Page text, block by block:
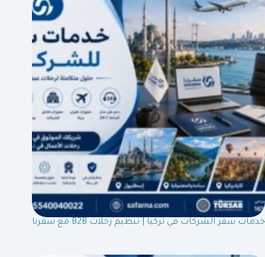
خدمات سفر الشركات في تركيا | تنظيم رحلات B2B مع سفرنا